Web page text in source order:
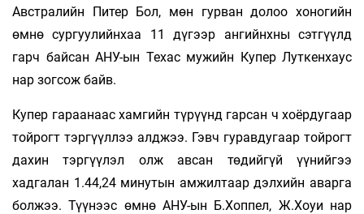
Австралийн Питер Бол, мөн гурван долоо хоногийн
өмнө сургуулийнхаа 11 дүгээр ангийнхны сэтгүүлд
гарч байсан АНУ-ын Техас мужийн Купер Луткенхаус
нар зогсож байв.
Купер гараанаас хамгийн түрүүнд гарсан ч хоёрдугаар
тойрогт тэргүүллээ алджээ. Гэвч гуравдугаар тойрогт
дахин тэргүүлэл олж авсан төдийгүй үүнийгээ
хадгалан 1.44,24 минутын амжилтаар дэлхийн аварга
болжээ. Түүнээс өмнө АНУ-ын Б.Хоппел, Ж.Хоуи нар